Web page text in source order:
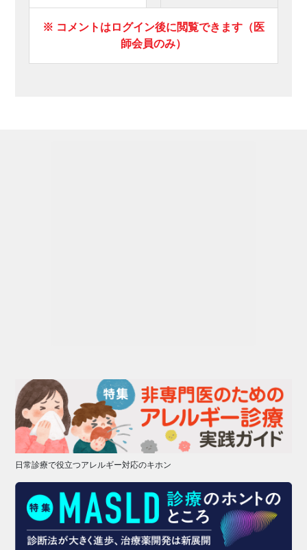
※ コメントはログイン後に閲覧できます（医
師会員のみ）
日常診療で役立つアレルギー対応のキホン